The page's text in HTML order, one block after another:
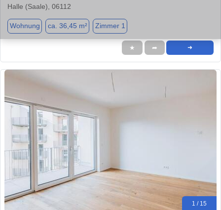
Halle (Saale), 06112
Wohnung ca. 36,45 m² Zimmer 1
★ ➦ ➜
1 / 15